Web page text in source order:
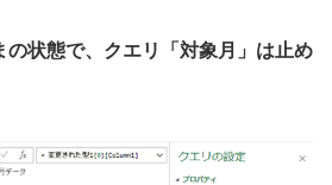
の状態で、クエリ「対象月」は止め